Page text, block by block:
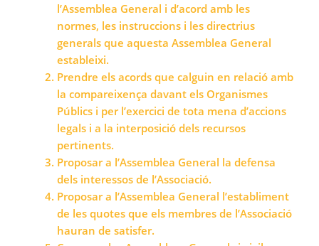
l’Assemblea General i d’acord amb les
normes, les instruccions i les directrius
generals que aquesta Assemblea General
estableixi.
Prendre els acords que calguin en relació amb
la compareixença davant els Organismes
Públics i per l’exercici de tota mena d’accions
legals i a la interposició dels recursos
pertinents.
Proposar a l’Assemblea General la defensa
dels interessos de l’Associació.
Proposar a l’Assemblea General l’establiment
de les quotes que els membres de l’Associació
hauran de satisfer.